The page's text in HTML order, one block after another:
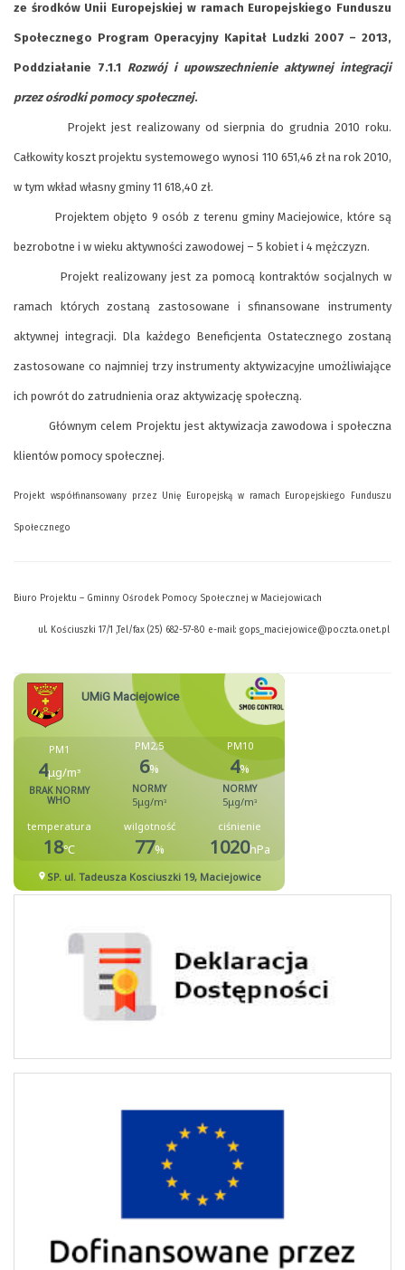
ze środków Unii Europejskiej w ramach Europejskiego Funduszu
Społecznego Program Operacyjny Kapitał Ludzki 2007 – 2013,
Poddziałanie 7.1.1 Rozwój i upowszechnienie aktywnej integracji
przez ośrodki pomocy społecznej.
Projekt jest realizowany od sierpnia do grudnia 2010 roku.
Całkowity koszt projektu systemowego wynosi 110 651,46 zł na rok 2010,
w tym wkład własny gminy 11 618,40 zł.
Projektem objęto 9 osób z terenu gminy Maciejowice, które są
bezrobotne i w wieku aktywności zawodowej – 5 kobiet i 4 mężczyzn.
Projekt realizowany jest za pomocą kontraktów socjalnych w
ramach których zostaną zastosowane i sfinansowane instrumenty
aktywnej integracji. Dla każdego Beneficjenta Ostatecznego zostaną
zastosowane co najmniej trzy instrumenty aktywizacyjne umożliwiające
ich powrót do zatrudnienia oraz aktywizację społeczną.
Głównym celem Projektu jest aktywizacja zawodowa i społeczna
klientów pomocy społecznej.
Projekt współfinansowany przez Unię Europejską w ramach Europejskiego Funduszu
Społecznego
Biuro Projektu – Gminny Ośrodek Pomocy Społecznej w Maciejowicach
ul. Kościuszki 17/1 ,Tel/fax (25) 682-57-80 e-mail: gops_maciejowice@poczta.onet.pl